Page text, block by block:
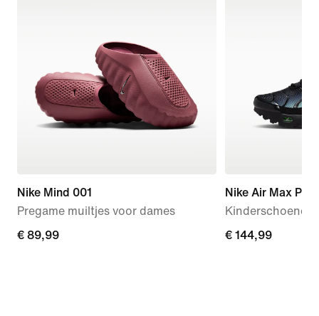
Nike Mind 001
Pregame muiltjes voor dames
€ 89,99
€ 89,99
Nike Air Max Plus
Kinderschoenen
€ 144,99
€ 144,99